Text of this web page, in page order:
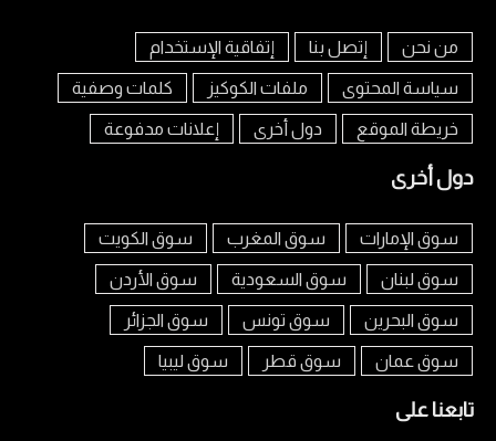
من نحن إتصل بنا إتفاقية الإستخدام
سياسة المحتوى ملفات الكوكيز كلمات وصفية
خريطة الموقع دول أخرى إعلانات مدفوعة
دول أخرى
سوق الإمارات سوق المغرب سوق الكويت
سوق لبنان سوق السعودية سوق الأردن
سوق البحرين سوق تونس سوق الجزائر
سوق عمان سوق قطر سوق ليبيا
تابعنا على